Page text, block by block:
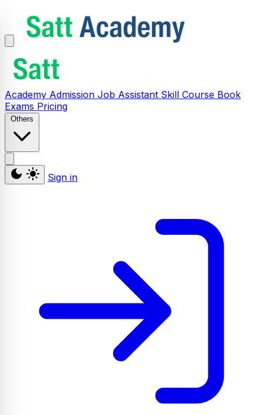
Academy Admission Job Assistant Skill Course Book
Exams Pricing
Others
Sign in